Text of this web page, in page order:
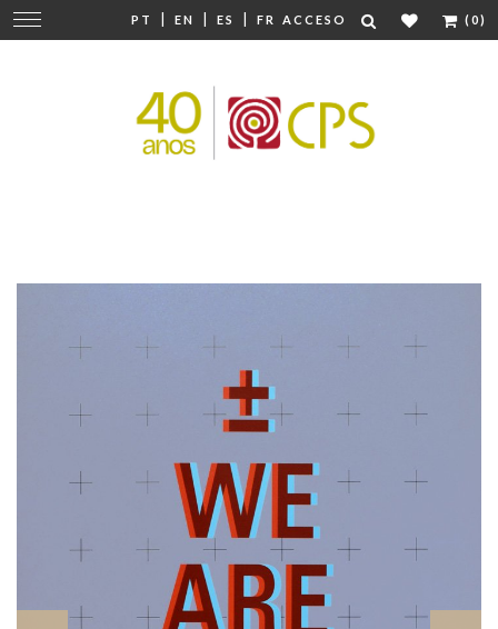
PT | EN | ES | FR ACCESO (0)
Cambiar
navegación